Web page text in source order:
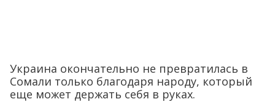
Украина окончательно не превратилась в
Сомали только благодаря народу, который
еще может держать себя в руках.